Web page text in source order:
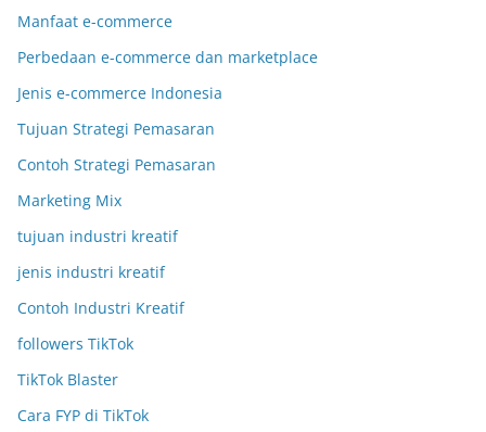
Manfaat e-commerce
Perbedaan e-commerce dan marketplace
Jenis e-commerce Indonesia
Tujuan Strategi Pemasaran
Contoh Strategi Pemasaran
Marketing Mix
tujuan industri kreatif
jenis industri kreatif
Contoh Industri Kreatif
followers TikTok
TikTok Blaster
Cara FYP di TikTok